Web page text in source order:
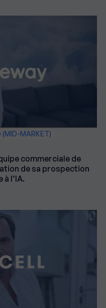
(MID-MARKET)
commerciale de
de sa prospection
l’IA.